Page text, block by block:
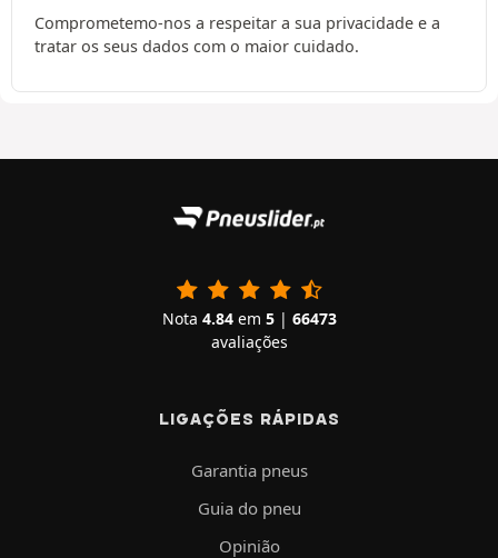
Comprometemo-nos a respeitar a sua privacidade e a
tratar os seus dados com o maior cuidado.
Nota 4.84em 5| 66473
avaliações
LIGAÇÕES RÁPIDAS
Garantia pneus
Guia do pneu
Opinião